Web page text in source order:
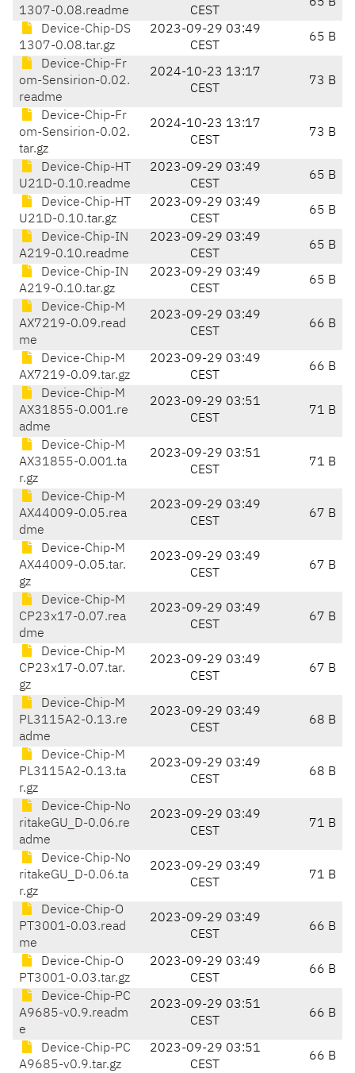
1307-0.08.readme
CEST
Device-Chip-DS
1307-0.08.tar.gz
2023-09-29 03:49
CEST
65 B
Device-Chip-Fr
om-Sensirion-0.02.
readme
2024-10-23 13:17
CEST
73 B
Device-Chip-Fr
om-Sensirion-0.02.
tar.gz
2024-10-23 13:17
CEST
73 B
Device-Chip-HT
U21D-0.10.readme
2023-09-29 03:49
CEST
65 B
Device-Chip-HT
U21D-0.10.tar.gz
2023-09-29 03:49
CEST
65 B
Device-Chip-IN
A219-0.10.readme
2023-09-29 03:49
CEST
65 B
Device-Chip-IN
A219-0.10.tar.gz
2023-09-29 03:49
CEST
65 B
Device-Chip-M
AX7219-0.09.read
me
2023-09-29 03:49
CEST
66 B
Device-Chip-M
AX7219-0.09.tar.gz
2023-09-29 03:49
CEST
66 B
Device-Chip-M
AX31855-0.001.re
adme
2023-09-29 03:51
CEST
71 B
Device-Chip-M
AX31855-0.001.ta
r.gz
2023-09-29 03:51
CEST
71 B
Device-Chip-M
AX44009-0.05.rea
dme
2023-09-29 03:49
CEST
67 B
Device-Chip-M
AX44009-0.05.tar.
gz
2023-09-29 03:49
CEST
67 B
Device-Chip-M
CP23x17-0.07.rea
dme
2023-09-29 03:49
CEST
67 B
Device-Chip-M
CP23x17-0.07.tar.
gz
2023-09-29 03:49
CEST
67 B
Device-Chip-M
PL3115A2-0.13.re
adme
2023-09-29 03:49
CEST
68 B
Device-Chip-M
PL3115A2-0.13.ta
r.gz
2023-09-29 03:49
CEST
68 B
Device-Chip-No
ritakeGU_D-0.06.re
adme
2023-09-29 03:49
CEST
71 B
Device-Chip-No
ritakeGU_D-0.06.ta
r.gz
2023-09-29 03:49
CEST
71 B
Device-Chip-O
PT3001-0.03.read
me
2023-09-29 03:49
CEST
66 B
Device-Chip-O
PT3001-0.03.tar.gz
2023-09-29 03:49
CEST
66 B
Device-Chip-PC
A9685-v0.9.readm
e
2023-09-29 03:51
CEST
66 B
Device-Chip-PC
A9685-v0.9.tar.gz
2023-09-29 03:51
CEST
66 B